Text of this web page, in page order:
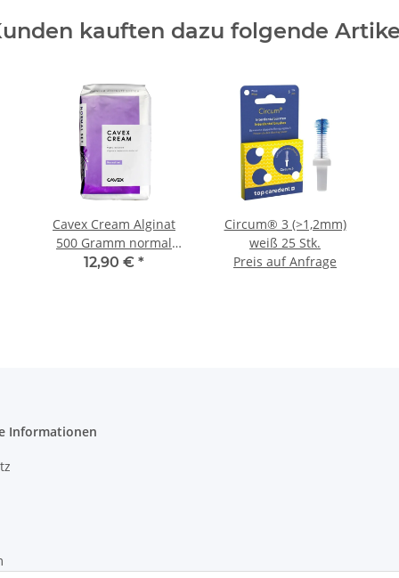
kauften dazu folgende
Cavex Cream Alginat
500 Gramm normal
abbindend
12,90 € *
Circum® 3 (>1,2mm)
weiß 25 Stk.
Preis auf Anfrage
Informationen